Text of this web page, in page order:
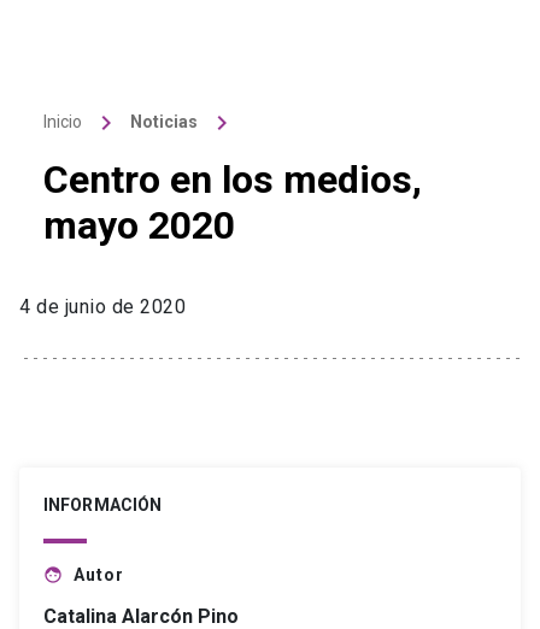
Inicio keyboard_arrow_right Noticias keyboard_arrow_right
Centro en los medios,
mayo 2020
4 de junio de 2020
INFORMACIÓN
face Autor
Catalina Alarcón Pino